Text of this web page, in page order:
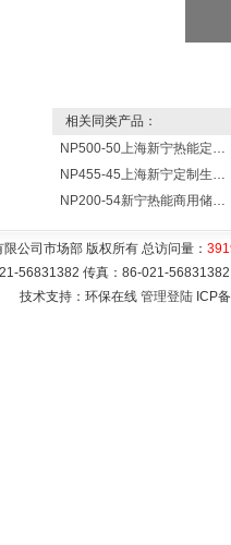
相关同类产品：
NP500-50上海新宁热能定制各式不锈钢水箱容器
NP455-45上海新宁定制生产各式不锈钢容器
NP200-54新宁热能商用储水式电热水器V=200升N=54千瓦
公司市场部 版权所有 总访问量：
56831382 传真：86-021-
技术支持：环保在线 管理登陆 ICP